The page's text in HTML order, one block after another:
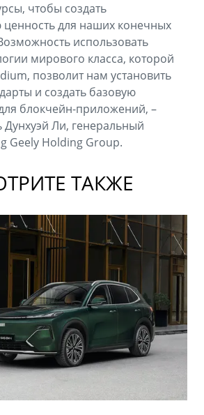
чтобы создать
для наших конечных
использовать
мирового класса, которой
позволит нам установить
и создать базовую
блокчейн-приложений, –
Дунхуэй Ли, генеральный
Geely Holding Group.
ТАКЖЕ